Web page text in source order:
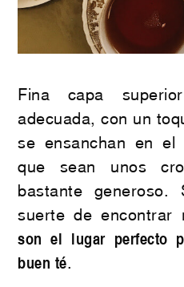
Fina capa
adecuada, con un
se ensanchan en
que sean unos
bastante
suerte de encontrar
son el lugar perfecto
buen té.